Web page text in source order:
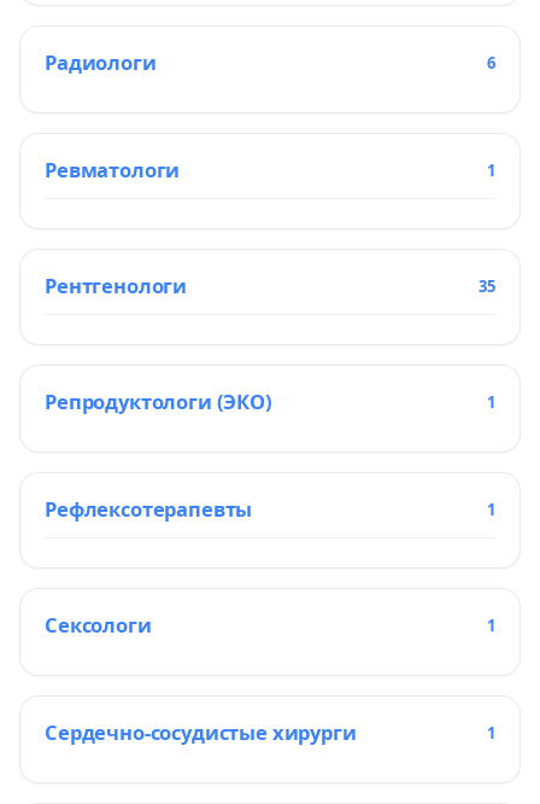
Радиологи 6
Ревматологи 1
Рентгенологи 35
Репродуктологи (ЭКО) 1
Рефлексотерапевты 1
Сексологи 1
Сердечно-сосудистые хирурги 1